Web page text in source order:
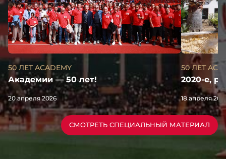
50 ЛЕТ ACADEMY
Академии — 50 лет!
20 апреля 2026
50 ЛЕТ
2020-е,
18 апреля
СМОТРЕТЬ СПЕЦИАЛЬНЫЙ МАТЕРИАЛ